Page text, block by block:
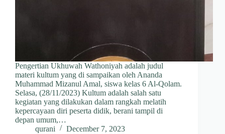
Pengertian Ukhuwah Wathoniyah adalah judul
materi kultum yang di sampaikan oleh Ananda
Muhammad Mizanul Amal, siswa kelas 6 Al-Qolam.
Selasa, (28/11/2023) Kultum adalah salah satu
kegiatan yang dilakukan dalam rangkah melatih
kepercayaan diri peserta didik, berani tampil di
depan umum,…
qurani
December 7, 2023